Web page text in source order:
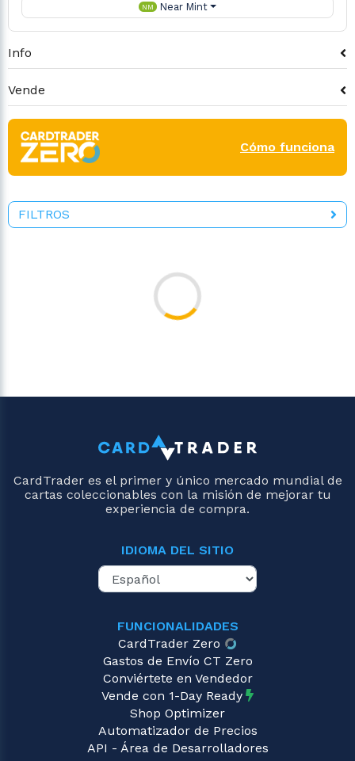
NM Near Mint
Info
Vende
Cómo funciona
FILTROS
CardTrader es el primer y único mercado mundial de
cartas coleccionables con la misión de mejorar tu
experiencia de compra.
IDIOMA DEL SITIO
FUNCIONALIDADES
CardTrader Zero
Gastos de Envío CT Zero
Conviértete en Vendedor
Vende con 1-Day Ready
Shop Optimizer
Automatizador de Precios
API - Área de Desarrolladores